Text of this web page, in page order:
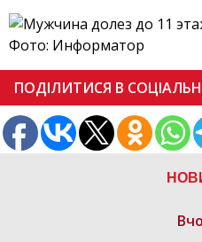
ПОДІЛИТИСЯ В